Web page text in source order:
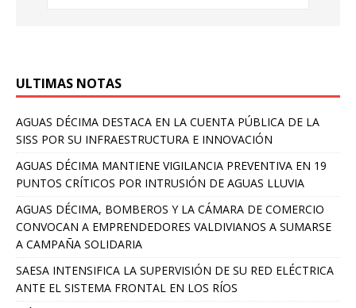
ULTIMAS NOTAS
AGUAS DÉCIMA DESTACA EN LA CUENTA PÚBLICA DE LA
SISS POR SU INFRAESTRUCTURA E INNOVACIÓN
AGUAS DÉCIMA MANTIENE VIGILANCIA PREVENTIVA EN 19
PUNTOS CRÍTICOS POR INTRUSIÓN DE AGUAS LLUVIA
AGUAS DÉCIMA, BOMBEROS Y LA CÁMARA DE COMERCIO
CONVOCAN A EMPRENDEDORES VALDIVIANOS A SUMARSE
A CAMPAÑA SOLIDARIA
SAESA INTENSIFICA LA SUPERVISIÓN DE SU RED ELÉCTRICA
ANTE EL SISTEMA FRONTAL EN LOS RÍOS